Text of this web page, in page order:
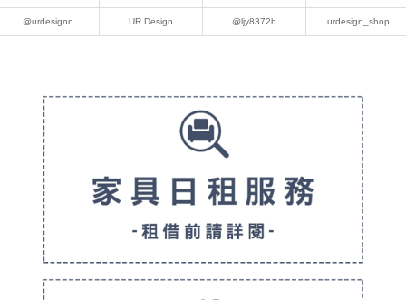
@urdesignn UR Design @ljy8372h urdesign_shop